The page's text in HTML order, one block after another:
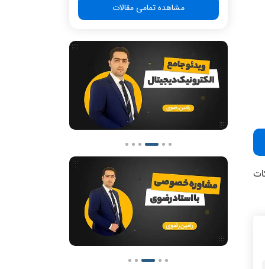
مشاهده تمامی مقالات